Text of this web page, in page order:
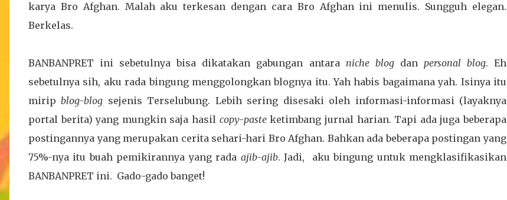
karya Bro Afghan. Malah aku terkesan dengan cara Bro Afghan ini menulis. Sungguh elegan.
Berkelas.
BANBANPRET ini sebetulnya bisa dikatakan gabungan antara niche blogdan personal blog. Eh
sebetulnya sih, aku rada bingung menggolongkan blognya itu. Yah habis bagaimana yah. Isinya itu
miripblog-blog sejenis Terselubung. Lebih sering disesaki oleh informasi-informasi (layaknya
portal berita) yang mungkin saja hasil copy-pasteketimbang jurnal harian. Tapi ada juga beberapa
postingannya yang merupakan cerita sehari-hari Bro Afghan. Bahkan ada beberapa postingan yang
75%-nya itu buah pemikirannya yang rada ajib-ajib. Jadi, aku bingung untuk mengklasifikasikan
BANBANPRET ini. Gado-gado banget!